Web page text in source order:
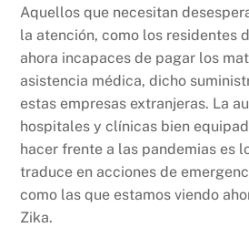
Aquellos que necesitan
la atención, como los residentes
ahora incapaces de pagar los
asistencia médica, dicho
estas empresas extranjeras. La
hospitales y clínicas bien
hacer frente a las pandemias es
traduce en acciones de
como las que estamos viendo
Zika.